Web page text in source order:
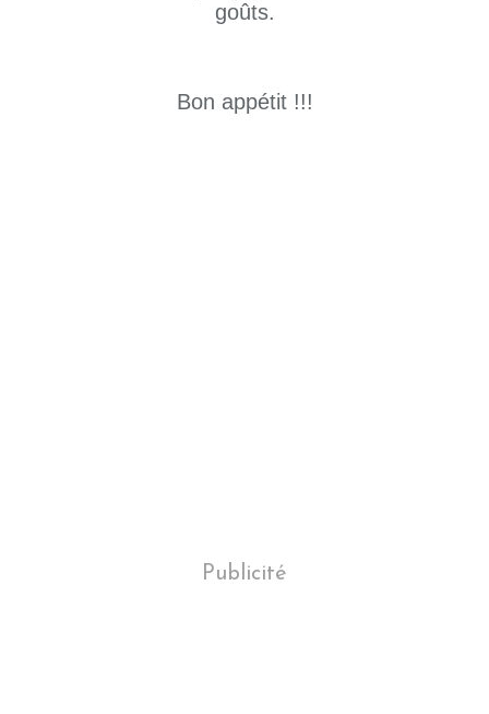
goûts.
Bon appétit !!!
Publicité